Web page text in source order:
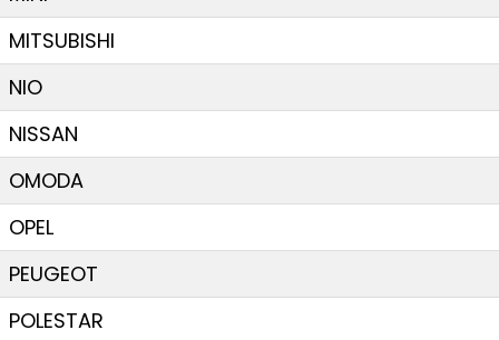
MITSUBISHI
NIO
NISSAN
OMODA
OPEL
PEUGEOT
POLESTAR